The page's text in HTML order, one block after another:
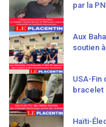
par la
Aux
soutien
USA-Fin
bracelet
Haïti-